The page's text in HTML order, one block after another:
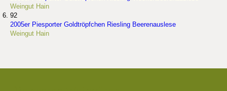
Weingut Hain
92
2005er Piesporter Goldtröpfchen Riesling Beerenauslese
Weingut Hain